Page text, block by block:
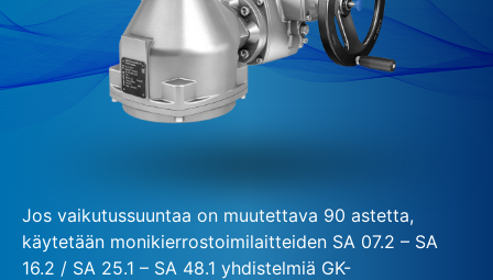
Jos vaikutussuuntaa on muutettava 90 astetta,
käytetään monikierrostoimilaitteiden SA 07.2 – SA
16.2 / SA 25.1 – SA 48.1 yhdistelmiä GK-